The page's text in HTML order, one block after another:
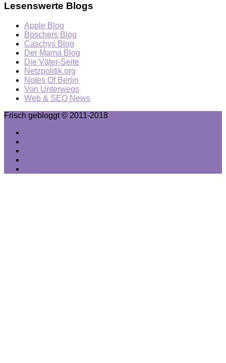
Lesenswerte Blogs
Apple Blog
Boschers Blog
Caschys Blog
Der Mama Blog
Die Väter-Seite
Netzpolitik.org
Notes Of Berlin
Von Unterwegs
Web & SEO News
Frisch gebloggt © 2011-2018